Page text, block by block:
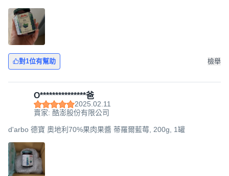
對1位有幫助 檢舉
O***************爸
2025.02.11
賣家: 酷澎股份有限公司
d'arbo 德寶 奧地利70%果肉果醬 蒂羅爾藍莓, 200g, 1罐